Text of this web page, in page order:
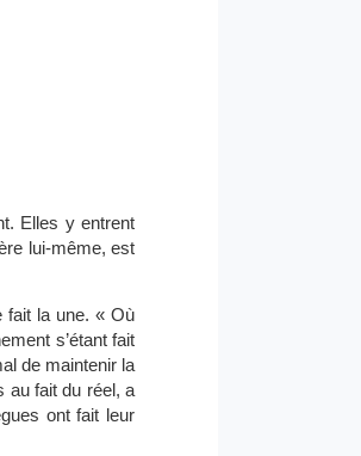
Elles y entrent
lui-même, est
fait la une. « Où
s’étant fait
de maintenir la
au fait du réel, a
ont fait leur